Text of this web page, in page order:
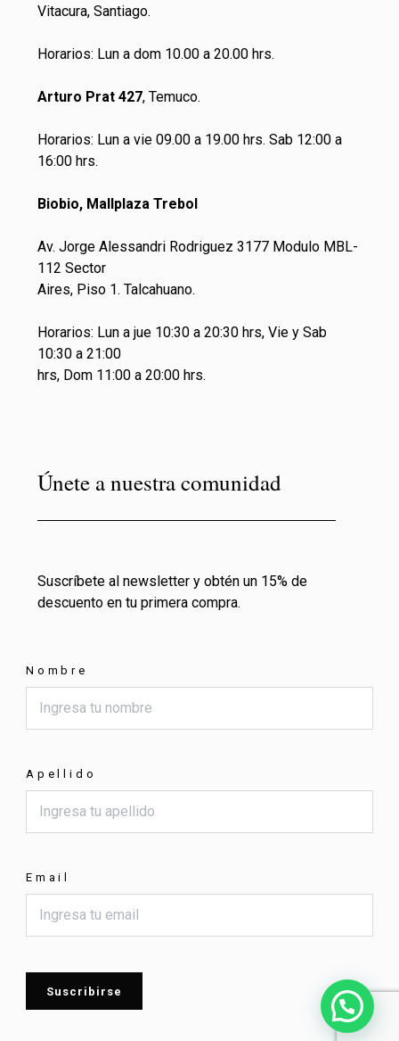
Vitacura, Santiago.
Horarios: Lun a dom 10.00 a 20.00 hrs.
Arturo Prat 427, Temuco.
Horarios: Lun a vie 09.00 a 19.00 hrs. Sab 12:00 a
16:00 hrs.
Biobio, Mallplaza Trebol
Av. Jorge Alessandri Rodriguez 3177 Modulo MBL-
112 Sector
Aires, Piso 1. Talcahuano.
Horarios: Lun a jue 10:30 a 20:30 hrs, Vie y Sab
10:30 a 21:00
hrs, Dom 11:00 a 20:00 hrs.
Únete a nuestra comunidad
Suscríbete al newsletter y obtén un 15% de
descuento en tu primera compra.
Nombre
Apellido
Email
Suscribirse